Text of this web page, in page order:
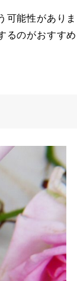
可能性がありま
るのがおすすめ